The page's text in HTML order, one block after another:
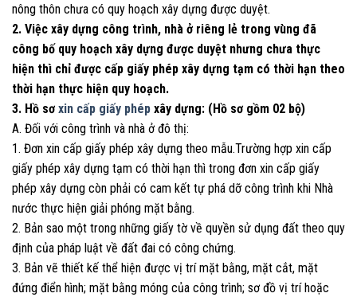
nông thôn chưa có quy hoạch xây dựng được duyệt.
2. Việc xây dựng công trình, nhà ở riêng lẻ trong vùng đã
công bố quy hoạch xây dựng được duyệt nhưng chưa thực
hiện thì chỉ được cấp giấy phép xây dựng tạm có thời hạn theo
thời hạn thực hiện quy hoạch.
3. Hồ sơ xin cấp giấy phép xây dựng: (Hồ sơ gồm 02 bộ)
A. Đối với công trình và nhà ở đô thị:
1. Đơn xin cấp giấy phép xây dựng theo mẫu.Trường hợp xin cấp
giấy phép xây dựng tạm có thời hạn thì trong đơn xin cấp giấy
phép xây dựng còn phải có cam kết tự phá dỡ công trình khi Nhà
nước thực hiện giải phóng mặt bằng.
2. Bản sao một trong những giấy tờ về quyền sử dụng đất theo quy
định của pháp luật về đất đai có công chứng.
3. Bản vẽ thiết kế thể hiện được vị trí mặt bằng, mặt cắt, mặt
đứng điển hình; mặt bằng móng của công trình; sơ đồ vị trí hoặc